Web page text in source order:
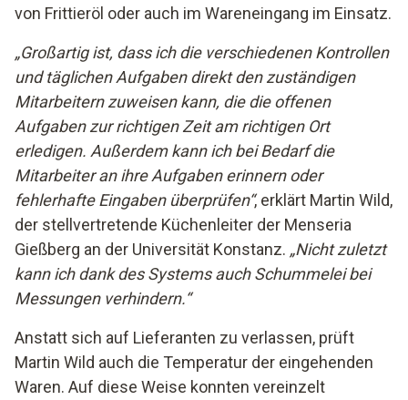
von Frittieröl oder auch im Wareneingang im Einsatz.
„Großartig ist, dass ich die verschiedenen Kontrollen
und täglichen Aufgaben direkt den zuständigen
Mitarbeitern zuweisen kann, die die offenen
Aufgaben zur richtigen Zeit am richtigen Ort
erledigen. Außerdem kann ich bei Bedarf die
Mitarbeiter an ihre Aufgaben erinnern oder
fehlerhafte Eingaben überprüfen“, erklärt Martin Wild,
der stellvertretende Küchenleiter der Menseria
Gießberg an der Universität Konstanz. „Nicht zuletzt
kann ich dank des Systems auch Schummelei bei
Messungen verhindern.“
Anstatt sich auf Lieferanten zu verlassen, prüft
Martin Wild auch die Temperatur der eingehenden
Waren. Auf diese Weise konnten vereinzelt